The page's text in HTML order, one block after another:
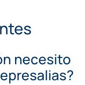
necesito